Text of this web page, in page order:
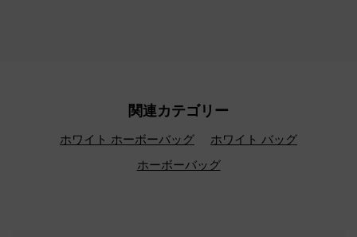
関連カテゴリー
ホワイト ホーボーバッグ
ホワイト バッグ
ホーボーバッグ